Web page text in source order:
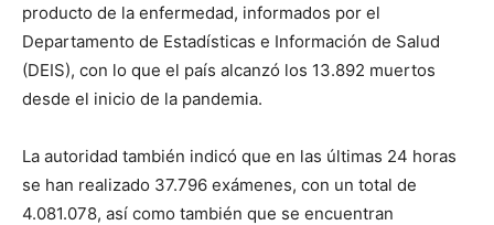
producto de la enfermedad, informados por el
Departamento de Estadísticas e Información de Salud
(DEIS), con lo que el país alcanzó los 13.892 muertos
desde el inicio de la pandemia.
La autoridad también indicó que en las últimas 24 horas
se han realizado 37.796 exámenes, con un total de
4.081.078, así como también que se encuentran